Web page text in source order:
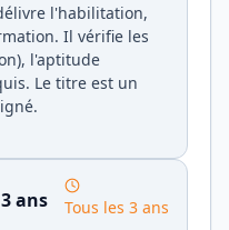
l'habilitation,
Il vérifie les
l'aptitude
Le titre est un
ans
Tous les 3 ans